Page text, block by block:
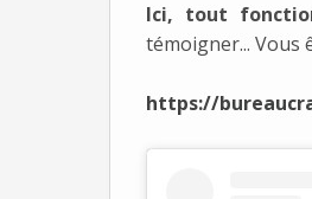
Ici, tout
témoigner... Vous
https://